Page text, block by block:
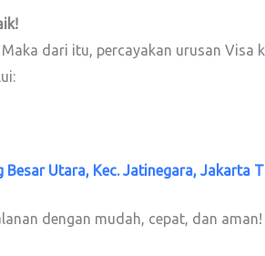
dari itu, percayakan urusan Visa
Utara, Kec. Jatinegara, Jakarta
dengan mudah, cepat, dan aman!